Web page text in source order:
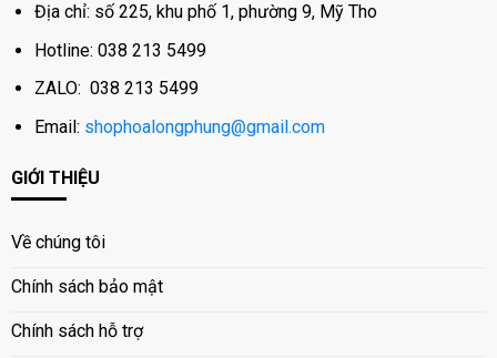
Địa chỉ: số 225, khu phố 1, phường 9, Mỹ Tho
Hotline: 038 213 5499
ZALO: 038 213 5499
Email: shophoalongphung@gmail.com
GIỚI THIỆU
Về chúng tôi
Chính sách bảo mật
Chính sách hỗ trợ